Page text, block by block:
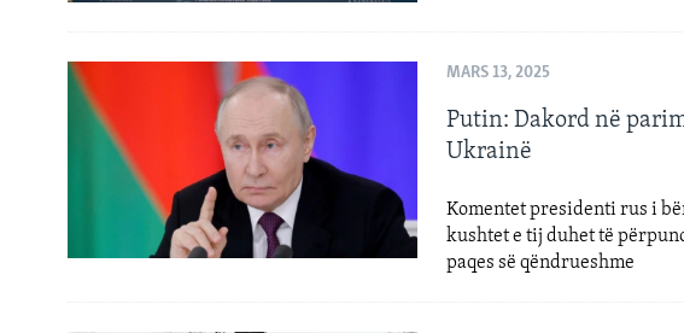
MARS 13, 2025
Putin: Dakord në
Ukrainë
Komentet presidenti rus i
kushtet e tij duhet të
paqes së qëndrueshme